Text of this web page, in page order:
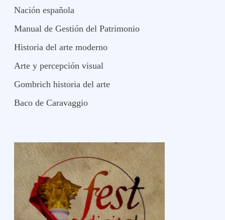
Nación española
Manual de Gestión del Patrimonio
Historia del arte moderno
Arte y percepción visual
Gombrich historia del arte
Baco de Caravaggio